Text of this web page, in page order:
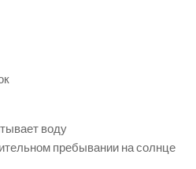
воду
пребывании на солнце